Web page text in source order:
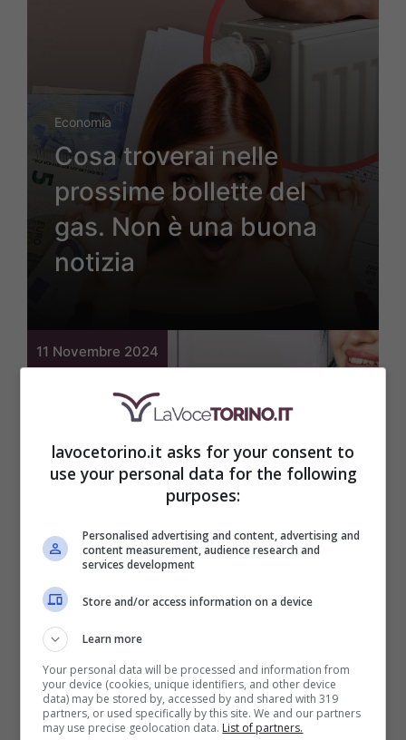
Economia
Cosa troverai nelle
prossime bollette del
gas. Non è una buona
notizia
11 Novembre 2024
È il trucchetto meno
conosciuto ma si è
rivelato vincente: le
fughe tra le piastrelle
vanno pulite così
lavocetorino.it asks for your consent to
use your personal data for the following
purposes:
Personalised advertising and content, advertising and
content measurement, audience research and
services development
Store and/or access information on a device
Learn more
Your personal data will be processed and information from
your device (cookies, unique identifiers, and other device
data) may be stored by, accessed by and shared with 319
partners, or used specifically by this site. We and our partners
may use precise geolocation data. List of partners.